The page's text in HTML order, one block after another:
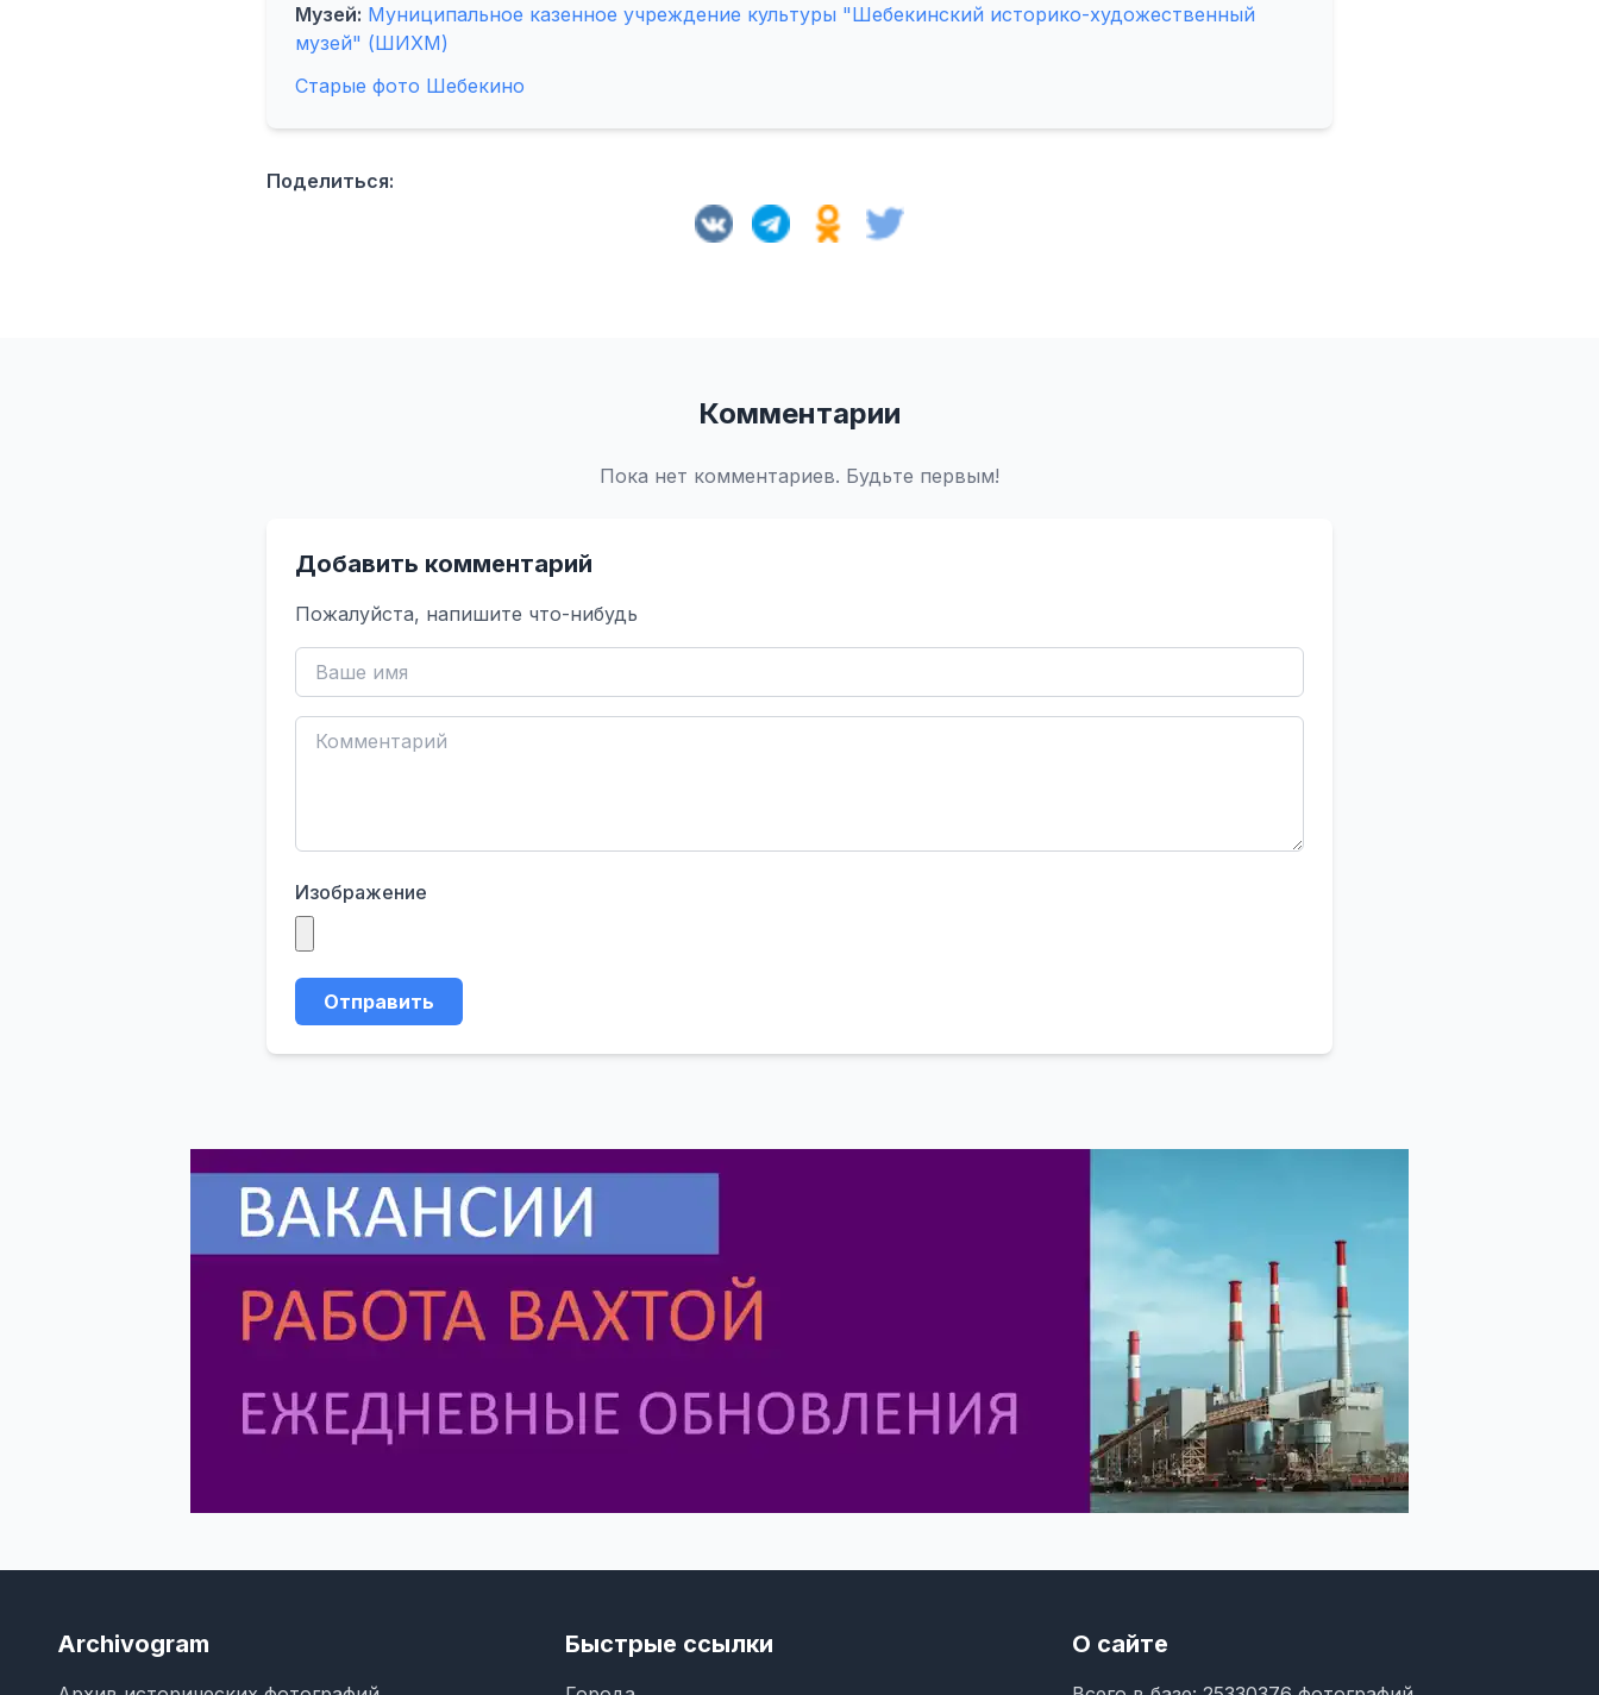
Музей: Муниципальное казенное учреждение культуры "Шебекинский историко-художественный
музей" (ШИХМ)
Старые фото Шебекино
Поделиться:
Комментарии
Пока нет комментариев. Будьте первым!
Добавить комментарий
Пожалуйста, напишите что-нибудь
Изображение
Отправить
Archivogram Быстрые ссылки О сайте